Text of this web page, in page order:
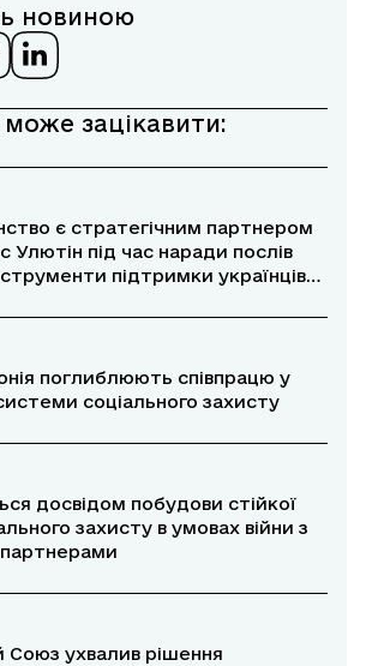
новиною
зацікавити:
є стратегічним партнером
Улютін під час наради послів
підтримки українців
поглиблюють співпрацю у
соціального захисту
досвідом побудови стійкої
захисту в умовах війни з
Союз ухвалив рішення